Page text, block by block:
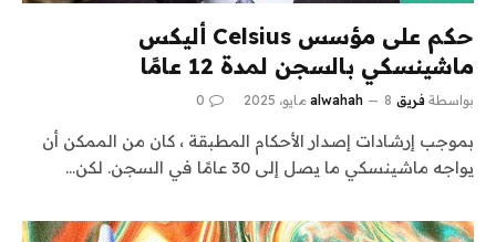
حكم على مؤسس Celsius أليكس
ماشينسكي بالسجن لمدة 12 عامًا
بواسطة فريق alwahah 8 مايو، 2025 0
بموجب إرشادات إصدار الأحكام المطبقة ، كان من الممكن أن
يواجه ماشينسكي ما يصل إلى 30 عامًا في السجن. لكن…